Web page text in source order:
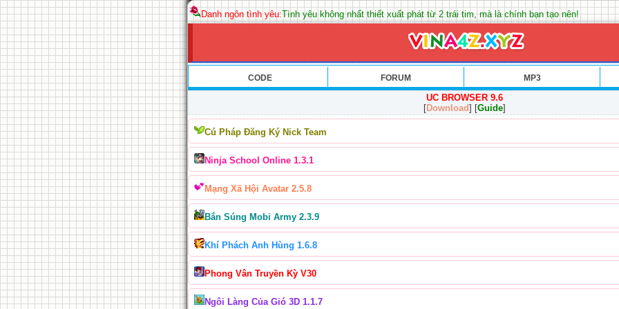
Danh ngôn tình yêu:Tình yêu không nhất thiết xuất phát từ 2 trái tim, mà là chính bạn tạo nên!
CODE FORUM MP3
UC BROWSER 9.6
[Download] [Guide]
Cú Pháp Đăng Ký Nick Team
Ninja School Online 1.3.1
Mạng Xã Hội Avatar 2.5.8
Bắn Súng Mobi Army 2.3.9
Khí Phách Anh Hùng 1.6.8
Phong Vân Truyền Kỳ V30
Ngôi Làng Của Gió 3D 1.1.7